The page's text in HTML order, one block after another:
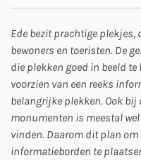
Ede bezit prachtige
bewoners en toeristen. De
die plekken goed in beeld te
voorzien van een reeks
belangrijke plekken. Ook
monumenten is meestal
vinden. Daarom dit plan
informatieborden te